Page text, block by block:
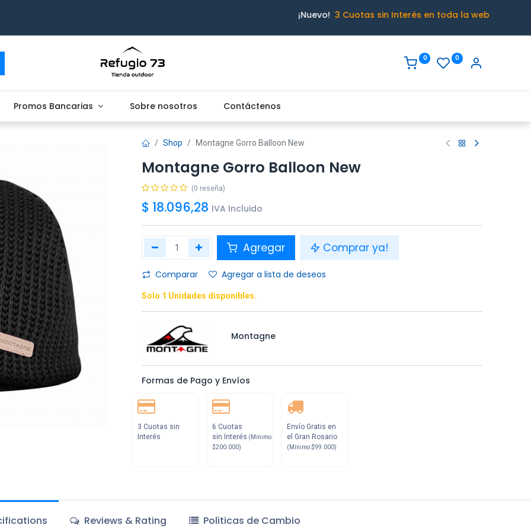
¡Nuevo! 3 Cuotas sin Interés en toda la web
0 0
Promos Bancarias Sobre nosotros Contáctenos
Shop Montagne Gorro Balloon New
Montagne Gorro Balloon New
(0 reseña)
$ 18.096,28 IVA Incluido
Agregar Comprar ya!
Comparar Agregar a lista de deseos
Solo 1 Unidades disponibles.
Montagne
Formas de Pago y Envíos
3 Cuotas sin
Interés
6 Cuotas
sin Interés (Mínimo
$200.000)
Envío Gratis en
el Gran Rosario
(Mínimo $99.000)
Reviews & Rating Politicas de Cambio